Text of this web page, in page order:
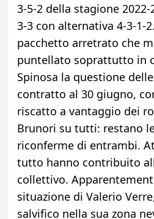
3-5-2 della stagione
3-3 con alternativa 4-3-1-
pacchetto arretrato che
puntellato soprattutto in
Spinosa la questione
contratto al 30 giugno,
riscatto a vantaggio dei
Brunori su tutti: restano
riconferme di entrambi.
tutto hanno contribuito
collettivo.
situazione di Valerio
salvifico nella sua zona